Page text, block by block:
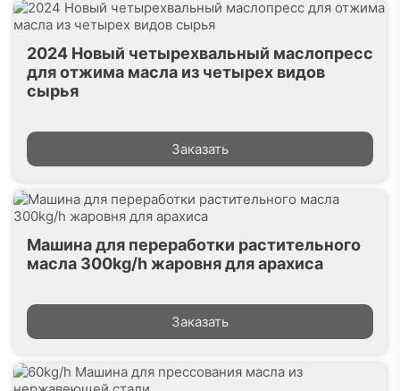
2024 Новый четырехвальный маслопресс
для отжима масла из четырех видов
сырья
Заказать
Машина для переработки растительного
масла 300kg/h жаровня для арахиса
Заказать